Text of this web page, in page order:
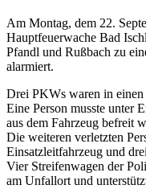
Am Montag, dem 22.
Hauptfeuerwache Bad
Pfandl und Rußbach zu
alarmiert.
Drei PKWs waren in
Eine Person musste unter
aus dem Fahrzeug befreit
Die weiteren verletzten
Einsatzleitfahrzeug und
Vier Streifenwagen der
am Unfallort und